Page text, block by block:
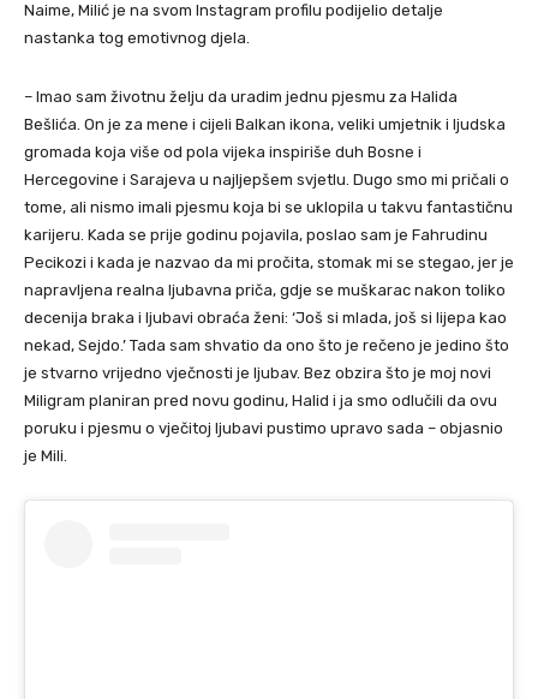
Naime, Milić je na svom Instagram profilu podijelio detalje
nastanka tog emotivnog djela.
– Imao sam životnu želju da uradim jednu pjesmu za Halida
Bešlića. On je za mene i cijeli Balkan ikona, veliki umjetnik i ljudska
gromada koja više od pola vijeka inspiriše duh Bosne i
Hercegovine i Sarajeva u najljepšem svjetlu. Dugo smo mi pričali o
tome, ali nismo imali pjesmu koja bi se uklopila u takvu fantastičnu
karijeru. Kada se prije godinu pojavila, poslao sam je Fahrudinu
Pecikozi i kada je nazvao da mi pročita, stomak mi se stegao, jer je
napravljena realna ljubavna priča, gdje se muškarac nakon toliko
decenija braka i ljubavi obraća ženi: ‘Još si mlada, još si lijepa kao
nekad, Sejdo.’ Tada sam shvatio da ono što je rečeno je jedino što
je stvarno vrijedno vječnosti je ljubav. Bez obzira što je moj novi
Miligram planiran pred novu godinu, Halid i ja smo odlučili da ovu
poruku i pjesmu o vječitoj ljubavi pustimo upravo sada – objasnio
je Mili.